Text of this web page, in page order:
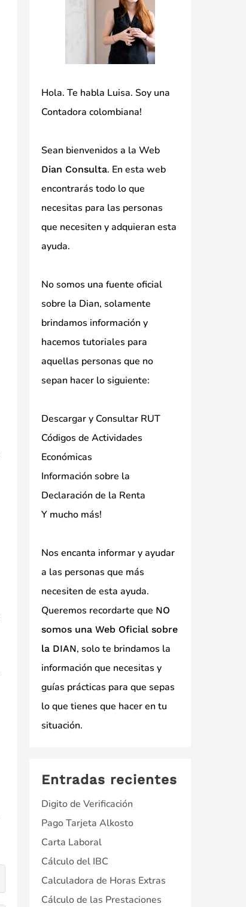
Hola. Te habla Luisa. Soy una
Contadora colombiana!
Sean bienvenidos a la Web
Dian Consulta. En esta web
encontrarás todo lo que
necesitas para las personas
que necesiten y adquieran esta
ayuda.
No somos una fuente oficial
sobre la Dian, solamente
brindamos información y
hacemos tutoriales para
aquellas personas que no
sepan hacer lo siguiente:
Descargar y Consultar RUT
Códigos de Actividades
Económicas
Información sobre la
Declaración de la Renta
Y mucho más!
Nos encanta informar y ayudar
a las personas que más
necesiten de esta ayuda.
Queremos recordarte que NO
somos una Web Oficial sobre
la DIAN, solo te brindamos la
información que necesitas y
guías prácticas para que sepas
lo que tienes que hacer en tu
situación.
Entradas recientes
Digito de Verificación
Pago Tarjeta Alkosto
Carta Laboral
Cálculo del IBC
Calculadora de Horas Extras
Cálculo de las Prestaciones